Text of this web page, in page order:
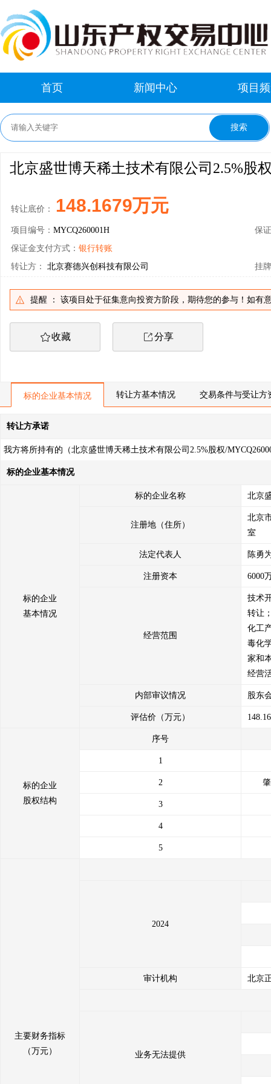
首页 新闻中心 项目
北京盛世博天稀土技术有限公司2.5%股
转让底价： 148.1679万元
项目编号： MYCQ260001H
保
保证金支付方式： 银行转账
转让方： 北京赛德兴创科技有限公司 挂
提醒 ： 该项目处于征集意向投资方阶段，期待您的参与！如有
收藏 分享
标的企业基本情况 转让方基本情况 交易条件与受让方
转让方承诺
我方将所持有的（北京盛世博天稀土技术有限公司2.5%股权/
1、本次转让是我方真实意思表示，转让标的权属清晰，除已披露的
2、本次转让已履行了相应程序，经过有效的内部决策，并获得相应批
4、我方在交易过程中自愿遵守有关法律法规和山东产权交易中心相关
6、我方已按照法律法规及山东产权交易中心相关规定，履行通知及征
7、我方承诺确定受让方后按照约定与受让方签订《产权交易合同》，
9、我方承诺遵守《山东产权交易中心产权交易保证金操作细则》，
违规违约造成的损失的，利益受损方有权向我方进行追偿；
10、我方保证在山东产权交易中心出具产权交易凭证后，按照《产权
我方保证遵守以上承诺，如违反上述承诺或有其他违规行为，给交易
标的企业基本情况
标的企业
基本情况
标的企业名称 北京
注册地（住所）
北京
室
法定代表人 陈勇
注册资本 6000
经营范围
技术
转让
化工
毒化
家和
经营
内部审议情况 股东
评估价（万元）
标的企业
股权结构
序号
1
2
3
4
5
主要财务指标
（万元）
2024
审计机构 北京
业务无法提供